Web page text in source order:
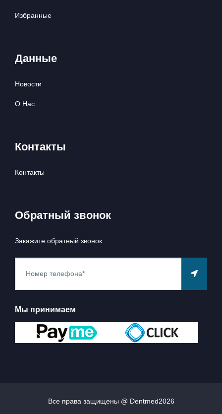
Избранные
Данные
Новости
О Нас
Контакты
Контакты
Обратный звонок
Закажите обратный звонок
Мы принимаем
Все права защищены @ Dentmed2026